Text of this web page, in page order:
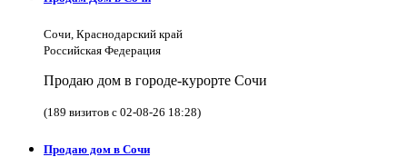
Сочи, Краснодарский край
Российская Федерация
Продаю дом в городе-курорте Сочи
(189 визитов с 02-08-26 18:28)
Продаю дом в Сочи